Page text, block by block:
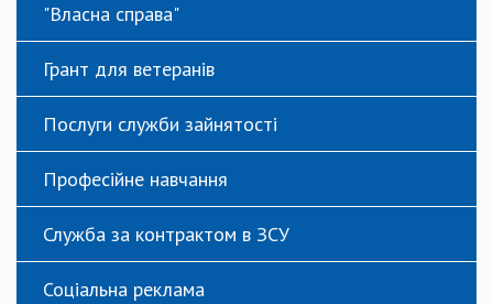
"Власна справа"
Грант для ветеранів
Послуги служби зайнятості
Професійне навчання
Служба за контрактом в ЗСУ
Соціальна реклама